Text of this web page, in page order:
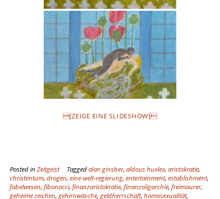
[ZEIGE EINE SLIDESHOW]
Posted in Zeitgeist Taggedalan ginsber, aldous huxlex, aristokratie,
christentum, drogen, eine-welt-regierung, entertainment, establishment,
fabelwesen, fibonacci, finanzaristokratie, finanzoligarchie, freimaurer,
geheime zeichen, gehirnwäsche, geldherrschaft, homosexualität,